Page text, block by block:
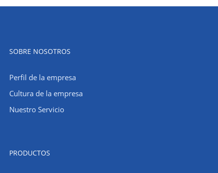
SOBRE NOSOTROS
Perfil de la empresa
Cultura de la empresa
Nuestro Servicio
PRODUCTOS